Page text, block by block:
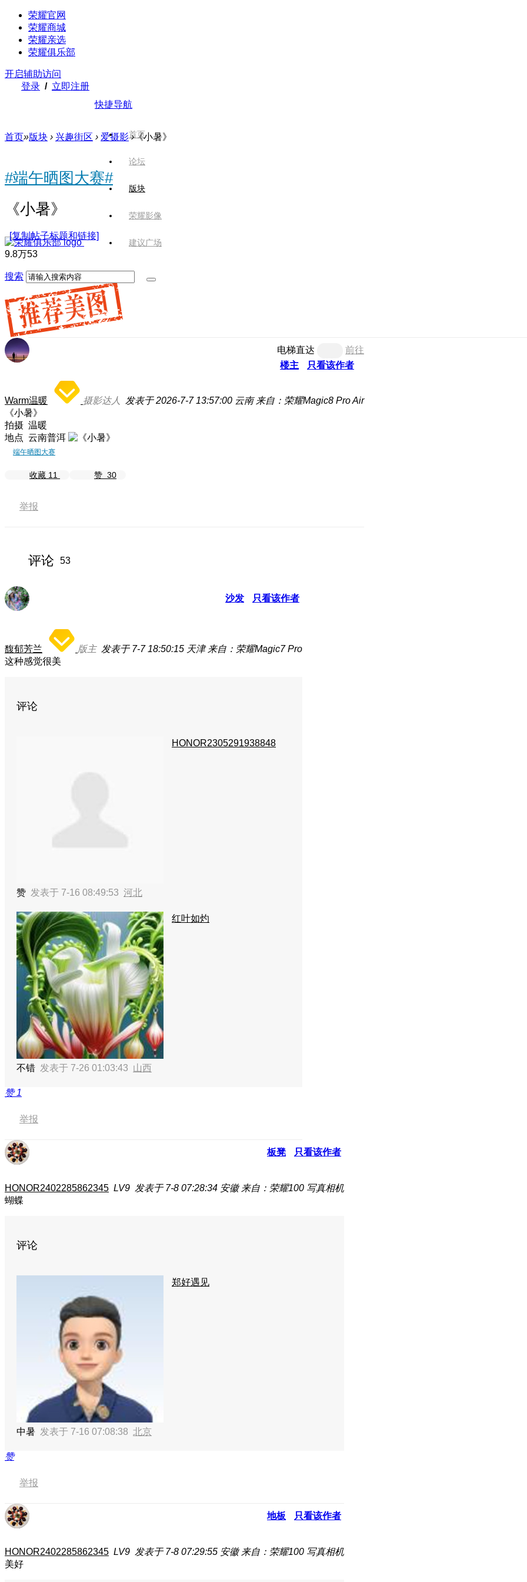
荣耀官网
荣耀商城
荣耀亲选
荣耀俱乐部
开启辅助访问
登录 / 立即注册
快捷导航
首页
论坛
版块
荣耀影像
建议广场
搜索
首页»版块 › 兴趣街区 › 爱摄影 ›《小暑》
#端午晒图大赛#
《小暑》
[复制帖子标题和链接]
9.8万53
电梯直达
前往
楼主
只看该作者
Warm温暖 摄影达人 发表于 2026-7-7 13:57:00 云南 来自：荣耀Magic8 Pro Air
《小暑》
拍摄 温暖
地点 云南普洱
端午晒图大赛
收藏 11 赞 30
举报
评论 53
沙发 只看该作者
馥郁芳兰 版主 发表于 7-7 18:50:15 天津 来自：荣耀Magic7 Pro
这种感觉很美
评论
HONOR2305291938848
赞 发表于 7-16 08:49:53 河北
红叶如灼
不错 发表于 7-26 01:03:43 山西
赞1
举报
板凳 只看该作者
HONOR2402285862345 LV9 发表于 7-8 07:28:34 安徽 来自：荣耀100 写真相机
蝴蝶
评论
郑好遇见
中暑 发表于 7-16 07:08:38 北京
赞
举报
地板 只看该作者
HONOR2402285862345 LV9 发表于 7-8 07:29:55 安徽 来自：荣耀100 写真相机
美好